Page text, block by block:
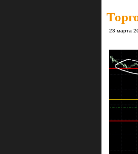
23 марта